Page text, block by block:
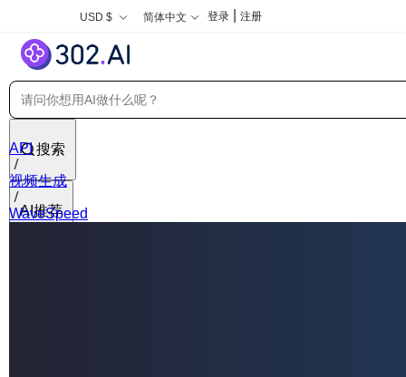
USD $ 简体中文 登录 注册
搜索
AI推荐
API
视频生成
WaveSpeed